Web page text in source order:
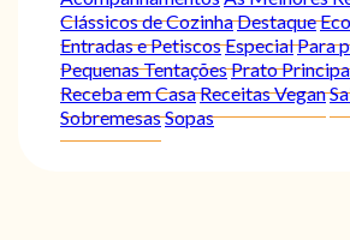
Clássicos de CozinhaDestaque
Entradas e PetiscosEspecialPara
Pequenas TentaçõesPrato
Receba em CasaReceitas Vegan
SobremesasSopas